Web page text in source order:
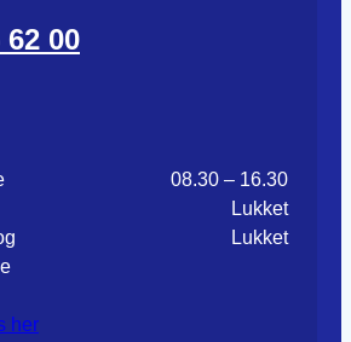
62 00
08.30 – 16.30
Lukket
Lukket
her